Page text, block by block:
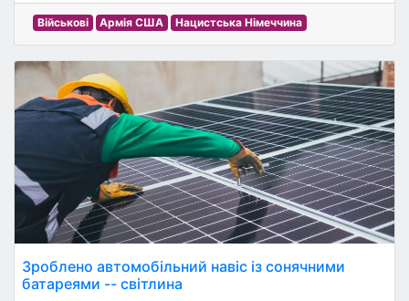
Військові Армія США Нацистська Німеччина
Зроблено автомобільний навіс із сонячними
батареями -- світлина